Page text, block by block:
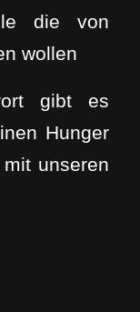
die von
wollen
gibt es
Hunger
unseren